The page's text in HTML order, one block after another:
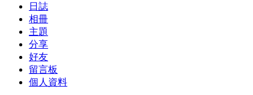
日誌
相冊
主題
分享
好友
留言板
個人資料